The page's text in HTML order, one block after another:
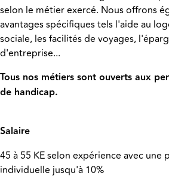
selon le métier exercé. Nous offrons
avantages spécifiques tels l'aide au
sociale, les facilités de voyages,
d'entreprise...
Tous nos métiers sont ouverts aux
de handicap.
Salaire
45 à 55 KE selon expérience avec
individuelle jusqu'à 10%